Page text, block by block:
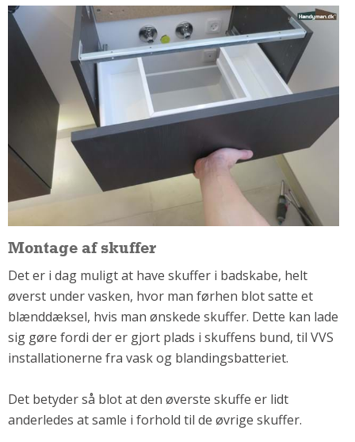
Nybygning
Reparationer
Om Materialer
Om Værktøj
GLARMESTER
Udskiftning Og Montage
Om Materialer
HANDYMAN
Båd
Beplantning
Belægning
Om Værktøj
Andet
Montage af skuffer
Det er i dag muligt at have skuffer i badskabe, helt
øverst under vasken, hvor man førhen blot satte et
blænddæksel, hvis man ønskede skuffer. Dette kan lade
sig gøre fordi der er gjort plads i skuffens bund, til VVS
installationerne fra vask og blandingsbatteriet.
Det betyder så blot at den øverste skuffe er lidt
anderledes at samle i forhold til de øvrige skuffer.